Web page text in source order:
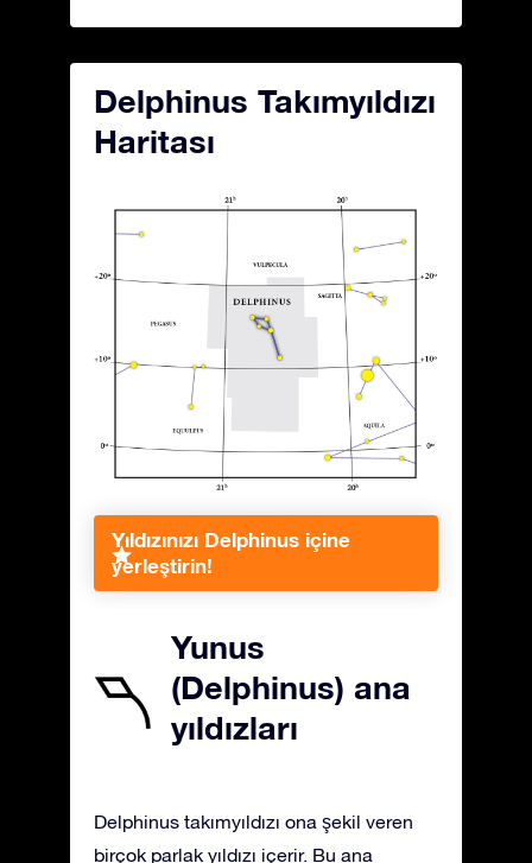
Delphinus Takımyıldızı
Haritası
Yıldızınızı Delphinus içine
yerleştirin!
Yunus
(Delphinus) ana
yıldızları
Delphinus takımyıldızı ona şekil veren
birçok parlak yıldızı içerir. Bu ana